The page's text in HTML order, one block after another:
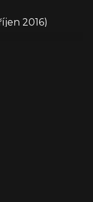
2016)